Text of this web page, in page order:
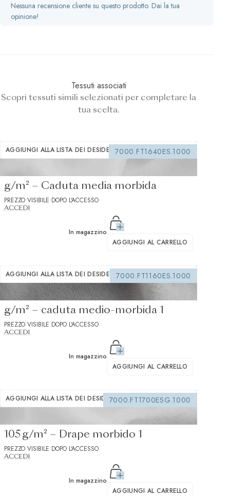
Nessuna recensione cliente su questo prodotto. Dai la tua
opinione!
Tessuti associati
Scopri tessuti simili selezionati per completare la
tua scelta.
AGGIUNGI ALLA LISTA DEI DESIDERI7000.FT1640ES.1000
g/m² – Caduta media morbida
PREZZO VISIBILE DOPO L'ACCESSO
ACCEDI
In magazzino
AGGIUNGI AL CARRELLO
AGGIUNGI ALLA LISTA DEI DESIDERI 7000.FT1160ES.1000
Interfodera termoadesiva bianca 235
g/m² – caduta medio-morbida 1
PREZZO VISIBILE DOPO L'ACCESSO
ACCEDI
In magazzino
AGGIUNGI AL CARRELLO
AGGIUNGI ALLA LISTA DEI DESIDERI7000.FT1700ESG.1000
Interfodera termoadesiva bianca
105 g/m² – Drape morbido 1
PREZZO VISIBILE DOPO L'ACCESSO
ACCEDI
In magazzino
AGGIUNGI AL CARRELLO